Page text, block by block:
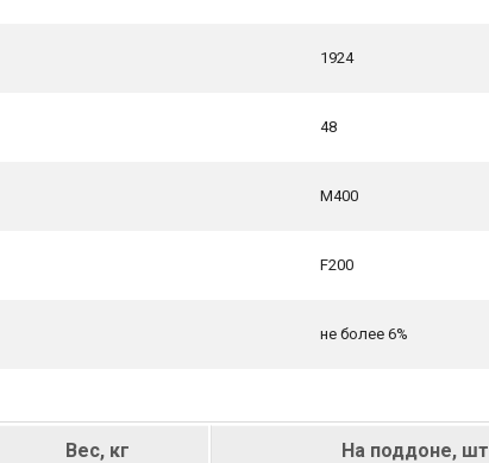
1924
48
М400
F200
не более 6%
Вес, кг На поддоне, шт